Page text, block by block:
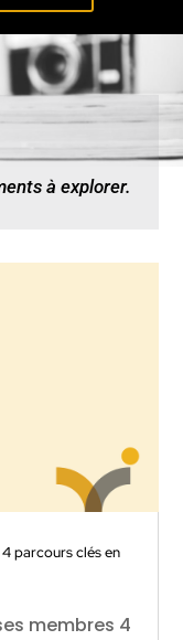
à explorer.
parcours clés en
membres 4